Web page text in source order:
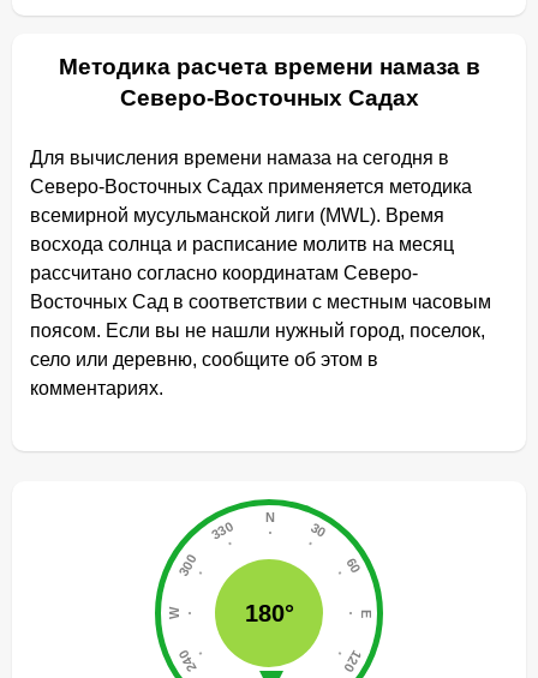
Методика расчета времени намаза в
Северо-Восточных Садах
Для вычисления времени намаза на сегодня в
Северо-Восточных Садах применяется методика
всемирной мусульманской лиги (MWL). Время
восхода солнца и расписание молитв на месяц
рассчитано согласно координатам Северо-
Восточных Сад в соответствии с местным часовым
поясом. Если вы не нашли нужный город, поселок,
село или деревню, сообщите об этом в
комментариях.
180°